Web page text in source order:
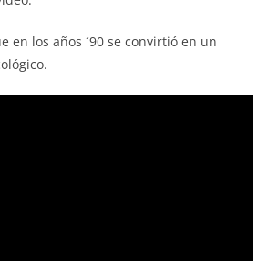
en los años ´90 se convirtió en un